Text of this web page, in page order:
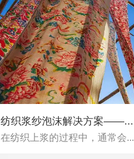
纺织浆纱泡沫解决方案——...
在纺织上浆的过程中，通常会...